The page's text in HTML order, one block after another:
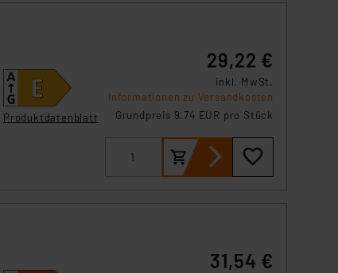
Produktdatenblatt
29,22 €
inkl. MwSt.
Informationen zu Versandkosten
Grundpreis 9.74 EUR pro Stück
31,54 €